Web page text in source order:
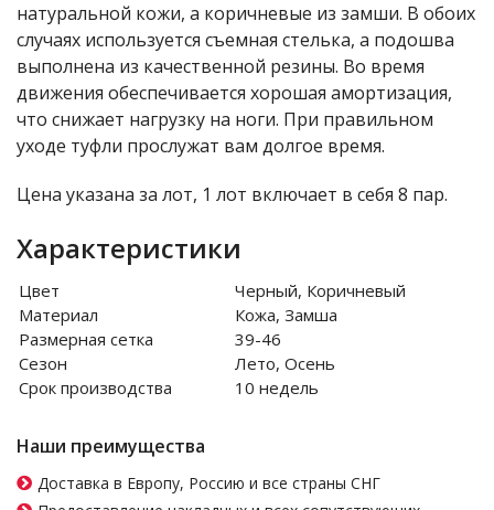
натуральной кожи, а коричневые из замши. В обоих
случаях используется съемная стелька, а подошва
выполнена из качественной резины. Во время
движения обеспечивается хорошая амортизация,
что снижает нагрузку на ноги. При правильном
уходе туфли прослужат вам долгое время.
Цена указана за лот, 1 лот включает в себя 8 пар.
Характеристики
Цвет
Черный, Коричневый
Материал
Кожа, Замша
Размерная сетка
39-46
Сезон
Лето, Осень
Срок производства
10 недель
Наши преимущества
Доставка в Европу, Россию и все страны СНГ